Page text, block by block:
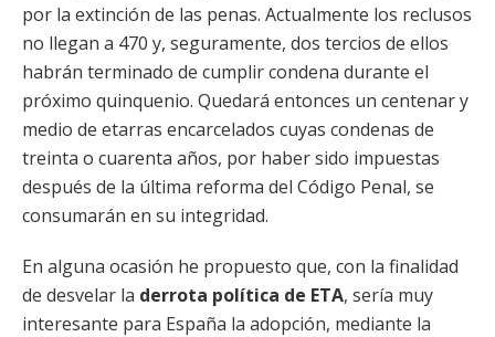
por la extinción de las penas. Actualmente los reclusos
no llegan a 470 y, seguramente, dos tercios de ellos
habrán terminado de cumplir condena durante el
próximo quinquenio. Quedará entonces un centenar y
medio de etarras encarcelados cuyas condenas de
treinta o cuarenta años, por haber sido impuestas
después de la última reforma del Código Penal, se
consumarán en su integridad.
En alguna ocasión he propuesto que, con la finalidad
de desvelar la derrota política de ETA, sería muy
interesante para España la adopción, mediante la